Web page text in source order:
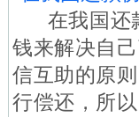
在我国还
钱来解决自
信互助的原
行偿还，所